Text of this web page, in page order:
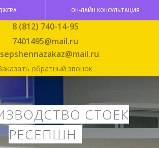
ОН-ЛАЙН КОНСУЛЬТАЦИЯ
8 (812) 740-14-95
7401495@mail.ru
обратный звонок
СТОЕК
РЕСЕПШН